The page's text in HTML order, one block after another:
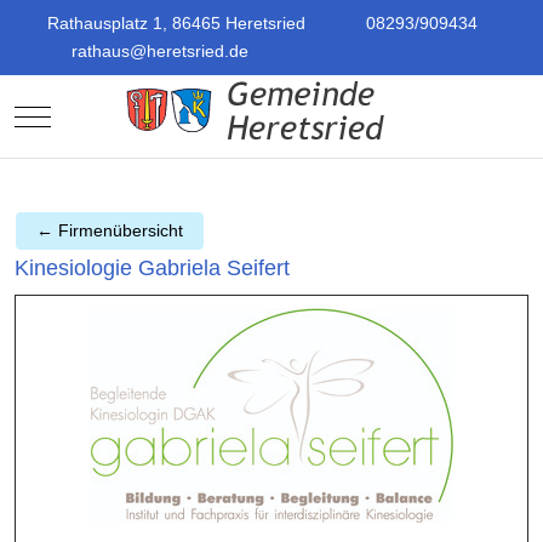
Rathausplatz 1, 86465 Heretsried
08293/909434
rathaus@heretsried.de
Mobile Menu Toggle
← Firmenübersicht
Kinesiologie Gabriela Seifert